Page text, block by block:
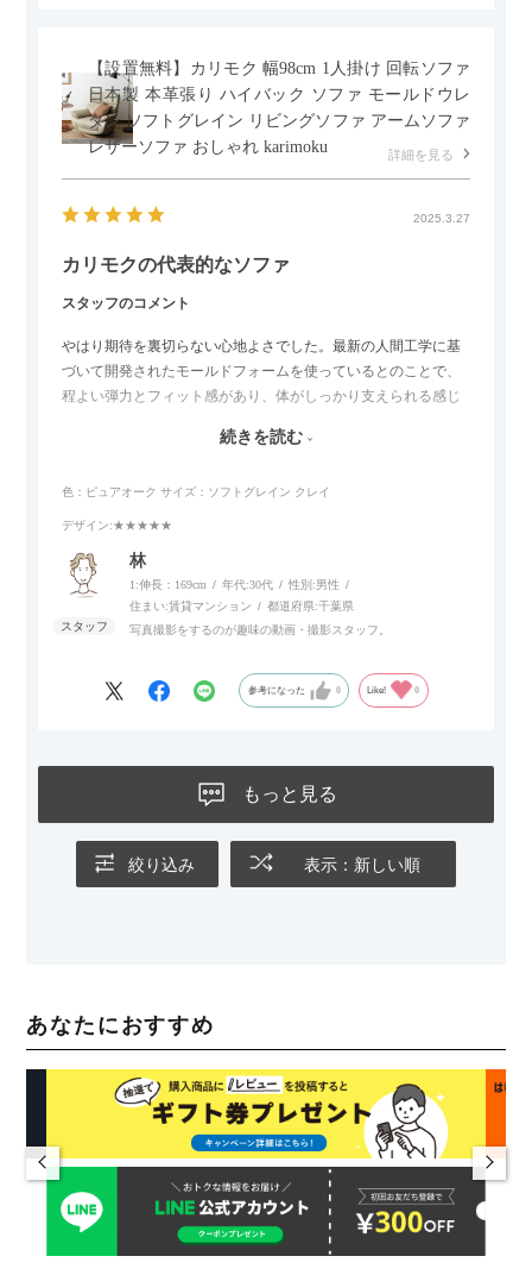
【設置無料】カリモク 幅98cm 1人掛け 回転ソファ
日本製 本革張り ハイバック ソファ モールドウレ
タン ソフトグレイン リビングソファ アームソファ
レザーソファ おしゃれ karimoku
詳細を見る
2025.3.27
カリモクの代表的なソファ
スタッフのコメント
やはり期待を裏切らない心地よさでした。最新の人間工学に基
づいて開発されたモールドフォームを使っているとのことで、
程よい弾力とフィット感があり、体がしっかり支えられる感じ
リラックスタイムによさそうでした。回転タイプなので、個人
す。
続きを読む
色：ピュアオーク サイズ：ソフトグレイン クレイ
デザイン:★★★★★
林
1:伸長：169cm 年代:30代 性別:男性
住まい:賃貸マンション 都道府県:千葉県
写真撮影をするのが趣味の動画・撮影スタッフ。
参考になった 0 Like! 0
もっと見る
絞り込み 表示：新しい順
あなたにおすすめ